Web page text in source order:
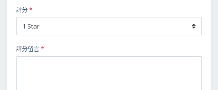
評分*
評分留言*